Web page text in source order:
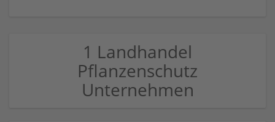
1 Landhandel
Pflanzenschutz
Unternehmen